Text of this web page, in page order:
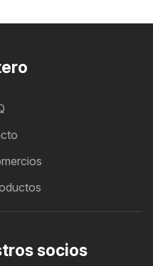
socios